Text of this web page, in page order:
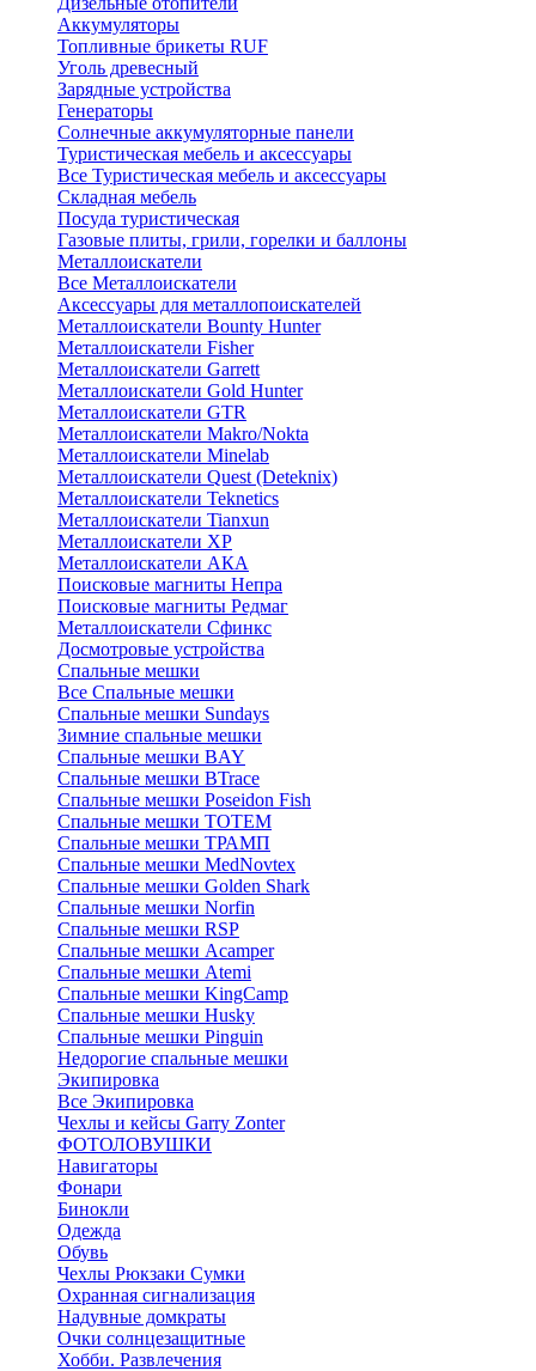
Аккумуляторы
Топливные брикеты RUF
Уголь древесный
Зарядные устройства
Генераторы
Солнечные аккумуляторные панели
Туристическая мебель и аксессуары
Все Туристическая мебель и аксессуары
Складная мебель
Посуда туристическая
Газовые плиты, грили, горелки и баллоны
Металлоискатели
Все Металлоискатели
Аксессуары для металлопоискателей
Металлоискатели Bounty Hunter
Металлоискатели Fisher
Металлоискатели Garrett
Металлоискатели Gold Hunter
Металлоискатели GTR
Металлоискатели Makro/Nokta
Металлоискатели Minelab
Металлоискатели Quest (Deteknix)
Металлоискатели Teknetics
Металлоискатели Tianxun
Металлоискатели XP
Металлоискатели АКА
Поисковые магниты Непра
Поисковые магниты Редмаг
Металлоискатели Сфинкс
Досмотровые устройства
Спальные мешки
Все Спальные мешки
Спальные мешки Sundays
Зимние спальные мешки
Спальные мешки BAY
Спальные мешки BTrace
Спальные мешки Poseidon Fish
Спальные мешки ТОТЕМ
Спальные мешки ТРАМП
Cпальные мешки MedNovtex
Спальные мешки Golden Shark
Спальные мешки Norfin
Спальные мешки RSP
Спальные мешки Acamper
Спальные мешки Atemi
Спальные мешки KingCamp
Спальные мешки Husky
Спальные мешки Pinguin
Недорогие спальные мешки
Экипировка
Все Экипировка
Чехлы и кейсы Garry Zonter
ФОТОЛОВУШКИ
Навигаторы
Фонари
Бинокли
Одежда
Обувь
Чехлы Рюкзаки Сумки
Охранная сигнализация
Надувные домкраты
Очки солнцезащитные
Хобби. Развлечения